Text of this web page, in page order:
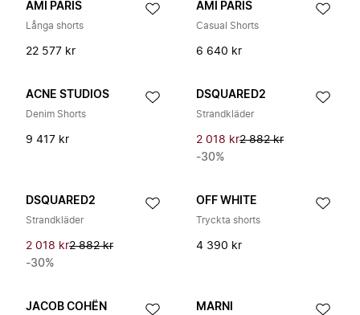
AMI PARIS
Långa shorts
22 577 kr
AMI PARIS
Casual Shorts
6 640 kr
ACNE STUDIOS
Denim Shorts
9 417 kr
DSQUARED2
Strandkläder
2 018 kr2 882 kr
-30%
DSQUARED2
Strandkläder
2 018 kr2 882 kr
-30%
OFF WHITE
Tryckta shorts
4 390 kr
JACOB COHËN MARNI